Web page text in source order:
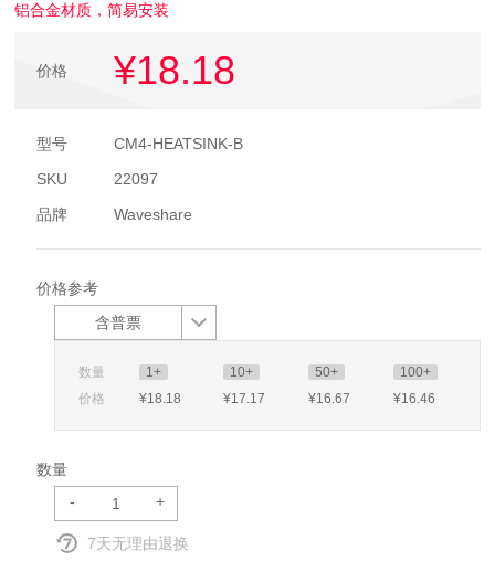
铝合金材质，简易安装
价格 ¥18.18
型号
CM4-HEATSINK-B
SKU
22097
品牌
Waveshare
价格参考
含普票
数量 1+ 10+ 50+
100+
价格
¥18.18 ¥17.17 ¥16.67 ¥16.46
数量
-
+
7天无理由退换